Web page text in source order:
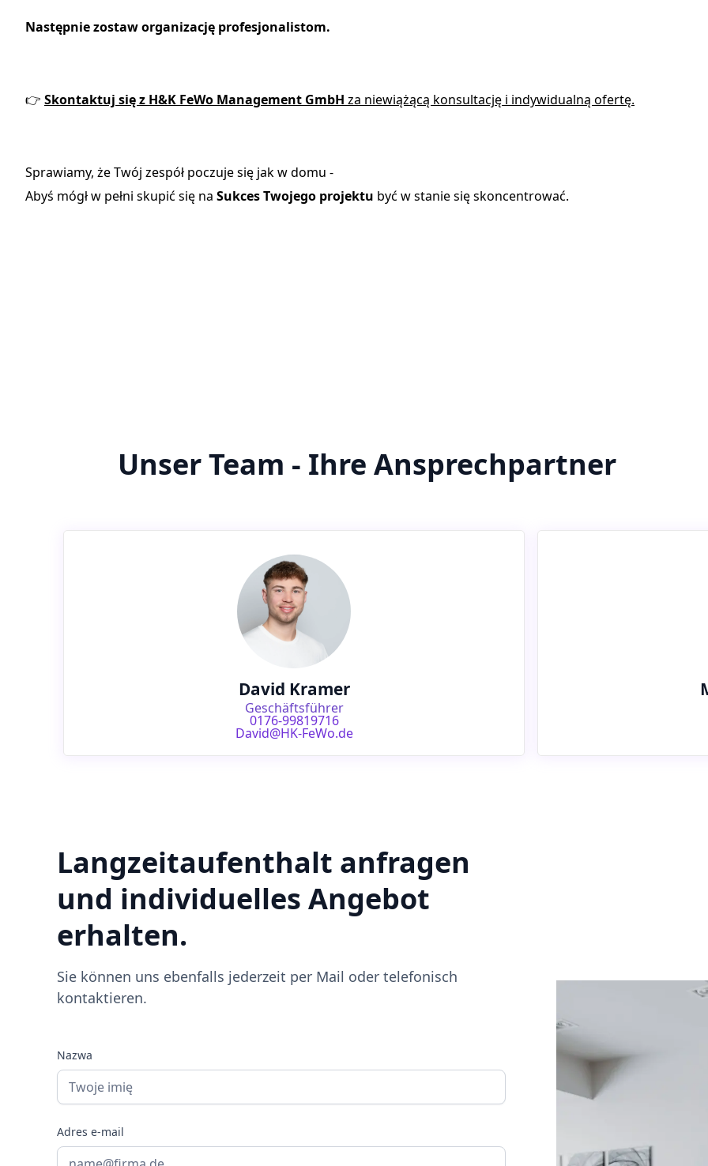
Następnie zostaw organizację profesjonalistom.
👉 Skontaktuj się z H&K FeWo Management GmbH za niewiążącą konsultację i indywidualną ofertę.
Sprawiamy, że Twój zespół poczuje się jak w domu -
Abyś mógł w pełni skupić się na Sukces Twojego projektu być w stanie się skoncentrować.
Unser Team - Ihre Ansprechpartner
David Kramer
Geschäftsführer
0176-99819716
David@HK-FeWo.de
Langzeitaufenthalt anfragen
und individuelles Angebot
erhalten.
Sie können uns ebenfalls jederzeit per Mail oder telefonisch
kontaktieren.
Nazwa
Adres e-mail